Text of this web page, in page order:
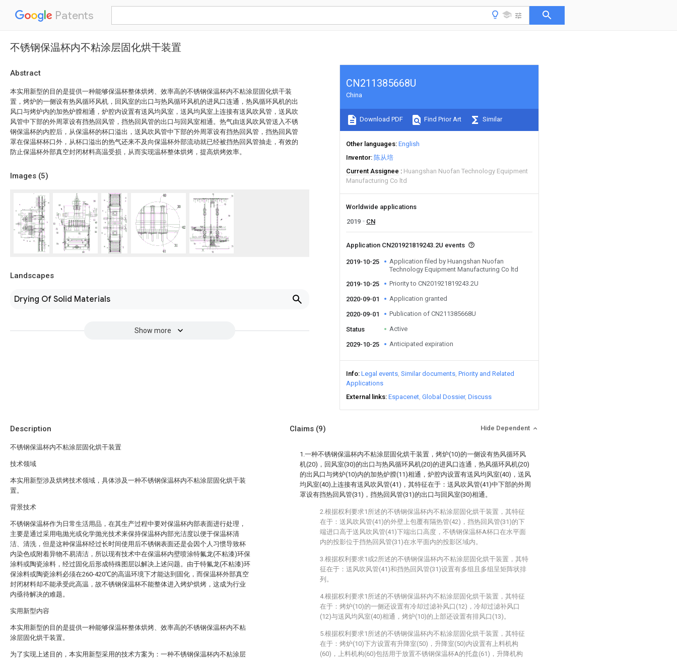
Patents
不锈钢保温杯内不粘涂层固化烘干装置
Abstract
本实用新型的目的是提供一种能够保温杯整体烘烤、效率高的不锈钢保温杯内不粘涂层固化烘干装
置，烤炉的一侧设有热风循环风机，回风室的出口与热风循环风机的进风口连通，热风循环风机的出
风口与烤炉内的加热炉膛相通，炉腔内设置有送风均风室，送风均风室上连接有送风吹风管，送风吹
风管中下部的外周罩设有挡热回风管，挡热回风管的出口与回风室相通。热气由送风吹风管送入不锈
钢保温杯的内腔后，从保温杯的杯口溢出，送风吹风管中下部的外周罩设有挡热回风管，挡热回风管
罩在保温杯杯口外，从杯口溢出的热气还来不及向保温杯外部流动就已经被挡热回风管抽走，有效的
防止保温杯外部真空封闭材料高温受损，从而实现温杯整体烘烤，提高烘烤效率。
Images (5)
Landscapes
Drying Of Solid Materials
Show more
CN211385668U
China
Download PDF Find Prior Art Similar
Other languages English
Inventor 陈从培
Current Assignee
Huangshan Nuofan Technology Equipment
Manufacturing Co ltd
Worldwide applications
2019
CN
Application CN201921819243.2U events
2019-10-25
Application filed by Huangshan Nuofan
Technology Equipment Manufacturing Co ltd
2019-10-25
Priority to CN201921819243.2U
2020-09-01 Application granted
2020-09-01 Publication of CN211385668U
Status Active
2029-10-25 Anticipated expiration
Info Legal events Similar documents Priority and Related
Applications
External links Espacenet Global Dossier Discuss
Description
不锈钢保温杯内不粘涂层固化烘干装置
技术领域
本实用新型涉及烘烤技术领域，具体涉及一种不锈钢保温杯内不粘涂层固化烘干装
置。
背景技术
不锈钢保温杯作为日常生活用品，在其生产过程中要对保温杯内部表面进行处理，
主要是通过采用电抛光或化学抛光技术来保持保温杯内部光洁度以便于保温杯清
洁、清洗，但是这种保温杯经过长时间使用后不锈钢表面还是会因个人习惯导致杯
内染色或附着异物不易清洁，所以现有技术中在保温杯内壁喷涂特氟龙(不粘漆)环保
涂料或陶瓷涂料，经过固化后形成特殊图层以解决上述问题。由于特氟龙(不粘漆)环
保涂料或陶瓷涂料必须在260-420℃的高温环境下才能达到固化，而保温杯外部真空
封闭材料却不能承受此高温，故不锈钢保温杯不能整体进入烤炉烘烤，这成为行业
内亟待解决的难题。
实用新型内容
本实用新型的目的是提供一种能够保温杯整体烘烤、效率高的不锈钢保温杯内不粘
涂层固化烘干装置。
为了实现上述目的，本实用新型采用的技术方案为：一种不锈钢保温杯内不粘涂层
Claims (9) Hide Dependent
1.一种不锈钢保温杯内不粘涂层固化烘干装置，烤炉(10)的一侧设有热风循环风
机(20)，回风室(30)的出口与热风循环风机(20)的进风口连通，热风循环风机(20)
的出风口与烤炉(10)内的加热炉膛(11)相通，炉腔内设置有送风均风室(40)，送风
均风室(40)上连接有送风吹风管(41)，其特征在于：送风吹风管(41)中下部的外周
罩设有挡热回风管(31)，挡热回风管(31)的出口与回风室(30)相通。
2.根据权利要求1所述的不锈钢保温杯内不粘涂层固化烘干装置，其特征
在于：送风吹风管(41)的外壁上包覆有隔热管(42)，挡热回风管(31)的下
端进口高于送风吹风管(41)下端出口高度，不锈钢保温杯A杯口在水平面
内的投影位于挡热回风管(31)在水平面内的投影区域内。
3.根据权利要求1或2所述的不锈钢保温杯内不粘涂层固化烘干装置，其特
征在于：送风吹风管(41)和挡热回风管(31)设置有多组且多组呈矩阵状排
列。
4.根据权利要求1所述的不锈钢保温杯内不粘涂层固化烘干装置，其特征
在于：烤炉(10)的一侧还设置有冷却过滤补风口(12)，冷却过滤补风口
(12)与送风均风室(40)相通，烤炉(10)的上部还设置有排风口(13)。
5.根据权利要求1所述的不锈钢保温杯内不粘涂层固化烘干装置，其特征
在于：烤炉(10)下方设置有升降室(50)，升降室(50)内设置有上料机构
(60)，上料机构(60)包括用于放置不锈钢保温杯A的托盘(61)，升降机构